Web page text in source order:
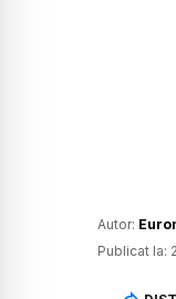
Autor:
Publicat la: